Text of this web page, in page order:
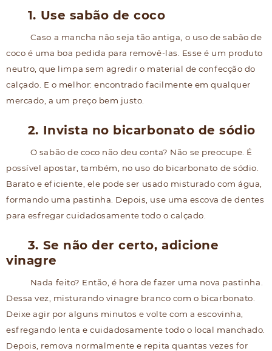
1. Use sabão de coco
Caso a mancha não seja tão antiga, o uso de sabão de
coco é uma boa pedida para removê-las. Esse é um produto
neutro, que limpa sem agredir o material de confecção do
calçado. E o melhor: encontrado facilmente em qualquer
mercado, a um preço bem justo.
2. Invista no bicarbonato de sódio
O sabão de coco não deu conta? Não se preocupe. É
possível apostar, também, no uso do bicarbonato de sódio.
Barato e eficiente, ele pode ser usado misturado com água,
formando uma pastinha. Depois, use uma escova de dentes
para esfregar cuidadosamente todo o calçado.
3. Se não der certo, adicione
vinagre
Nada feito? Então, é hora de fazer uma nova pastinha.
Dessa vez, misturando vinagre branco com o bicarbonato.
Deixe agir por alguns minutos e volte com a escovinha,
esfregando lenta e cuidadosamente todo o local manchado.
Depois, remova normalmente e repita quantas vezes for